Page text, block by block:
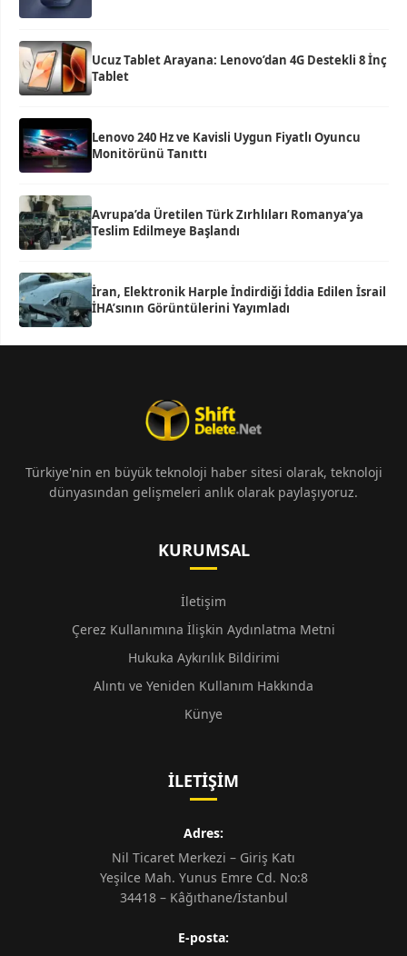
Ucuz Tablet Arayana: Lenovo’dan 4G Destekli 8 İnç
Tablet
Lenovo 240 Hz ve Kavisli Uygun Fiyatlı Oyuncu
Monitörünü Tanıttı
Avrupa’da Üretilen Türk Zırhlıları Romanya’ya
Teslim Edilmeye Başlandı
İran, Elektronik Harple İndirdiği İddia Edilen İsrail
İHA’sının Görüntülerini Yayımladı
Türkiye'nin en büyük teknoloji haber sitesi olarak, teknoloji
dünyasından gelişmeleri anlık olarak paylaşıyoruz.
KURUMSAL
İletişim
Çerez Kullanımına İlişkin Aydınlatma Metni
Hukuka Aykırılık Bildirimi
Alıntı ve Yeniden Kullanım Hakkında
Künye
İLETIŞIM
Adres:
Nil Ticaret Merkezi – Giriş Katı
Yeşilce Mah. Yunus Emre Cd. No:8
34418 – Kâğıthane/İstanbul
E-posta: